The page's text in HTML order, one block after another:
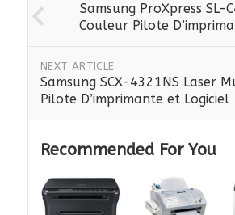
Samsung ProXpress SL-
Couleur Pilote
NEXT ARTICLE
Samsung SCX-4321NS Laser
Pilote D’imprimante et Logiciel
Recommended For You